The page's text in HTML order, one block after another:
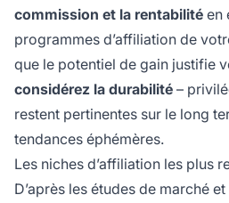
commission et la rentabilité en
programmes d’affiliation de
que le potentiel de gain justifie
considérez la durabilité –
restent pertinentes sur le long
tendances éphémères.
Les niches d’affiliation les plus
D’après les études de marché